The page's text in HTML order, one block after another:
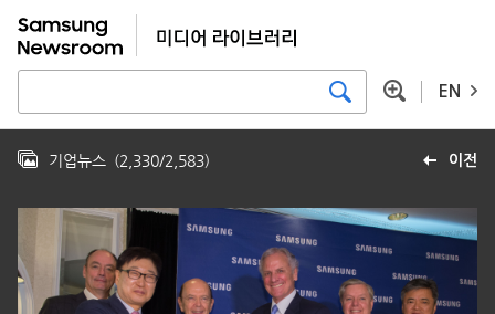
EN
이전
기업뉴스 (2,330/2,583)